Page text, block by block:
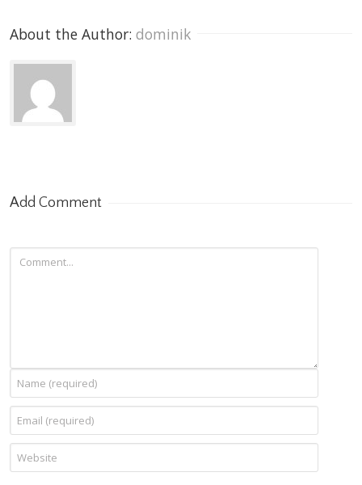
About the Author: dominik
Add Comment